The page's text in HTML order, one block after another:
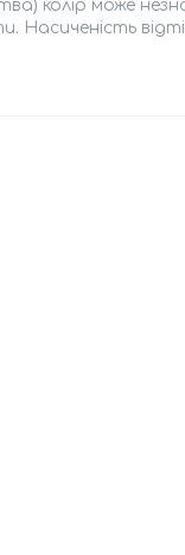
колір може